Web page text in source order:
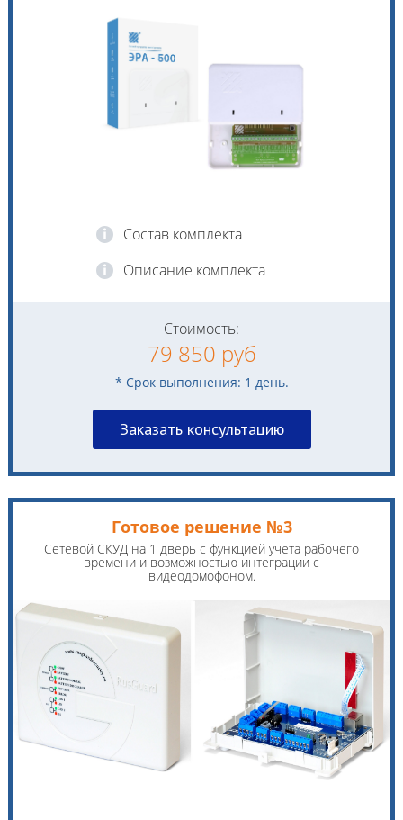
Состав комплекта
Описание комплекта
Стоимость:
79 850 руб
* Срок выполнения: 1 день.
Заказать консультацию
Готовое решение №3
Сетевой СКУД на 1 дверь с функцией учета рабочего
времени и возможностью интеграции с
видеодомофоном.